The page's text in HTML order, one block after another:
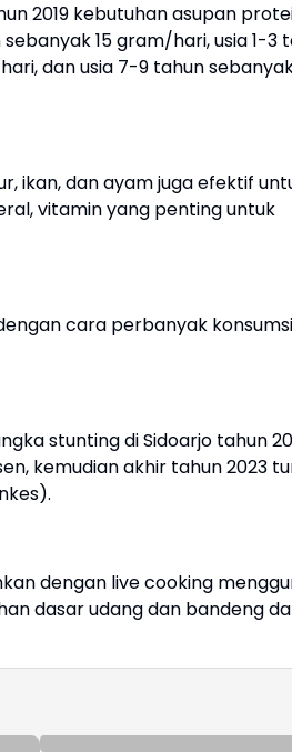
2019 kebutuhan asupan
15 gram/hari, usia 1-3
dan usia 7-9 tahun
ikan, dan ayam juga efektif
vitamin yang penting untuk
cara perbanyak
stunting di Sidoarjo tahun
kemudian akhir tahun 2023
dengan live cooking
dasar udang dan bandeng